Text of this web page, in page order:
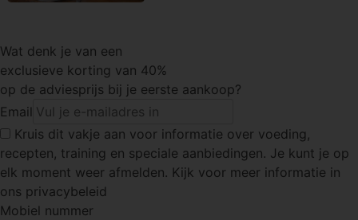
Wat denk je van een
exclusieve korting van 40%
op de adviesprijs bij je eerste aankoop?
Email
Kruis dit vakje aan voor informatie over voeding,
recepten, training en speciale aanbiedingen. Je kunt je op
elk moment weer afmelden. Kijk voor meer informatie in
ons privacybeleid
Mobiel nummer